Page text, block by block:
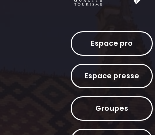
Espace pro
Espace presse
Groupes